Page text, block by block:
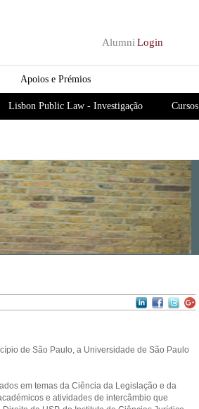
Alumni Login
Apoios e Prémios
Cursos
Lisbon Public Law - Investigação
de São Paulo, a Universidade de São Paulo
em temas da Ciência da Legislação e da
e atividades de intercâmbio que